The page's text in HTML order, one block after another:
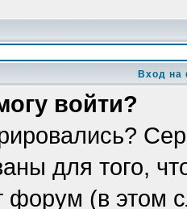
Вход на
войти?
для того,
форум (в этом